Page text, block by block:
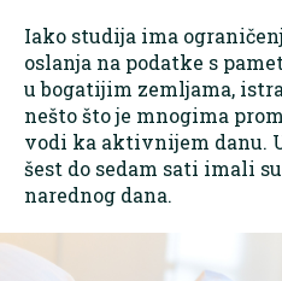
Iako studija ima
oslanja na podatke s
u bogatijim zemljama,
nešto što je mnogima
vodi ka aktivnijem danu.
šest do sedam sati imali
narednog dana.